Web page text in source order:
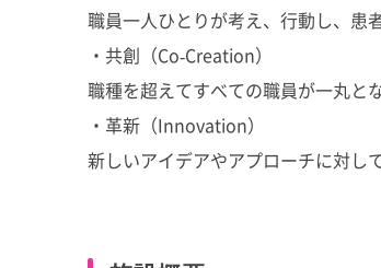
職員一人ひとりが考え、行動し、患
・共創（Co-Creation）
職種を超えてすべての職員が一丸と
・革新（Innovation）
新しいアイデアやアプローチに対し